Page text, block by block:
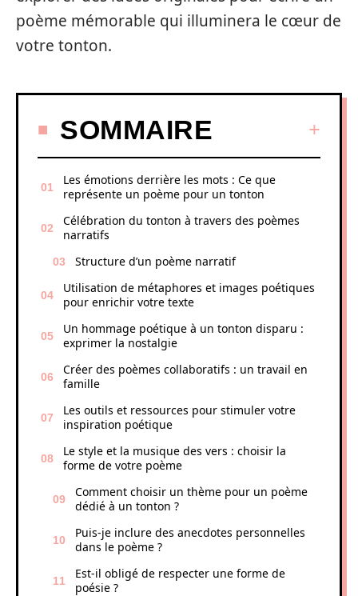
poème mémorable qui illuminera le cœur de
votre tonton.
SOMMAIRE
Les émotions derrière les mots : Ce que
représente un poème pour un tonton
Célébration du tonton à travers des poèmes
narratifs
Structure d’un poème narratif
Utilisation de métaphores et images poétiques
pour enrichir votre texte
Un hommage poétique à un tonton disparu :
exprimer la nostalgie
Créer des poèmes collaboratifs : un travail en
famille
Les outils et ressources pour stimuler votre
inspiration poétique
Le style et la musique des vers : choisir la
forme de votre poème
Comment choisir un thème pour un poème
dédié à un tonton ?
Puis-je inclure des anecdotes personnelles
dans le poème ?
Est-il obligé de respecter une forme de
poésie ?